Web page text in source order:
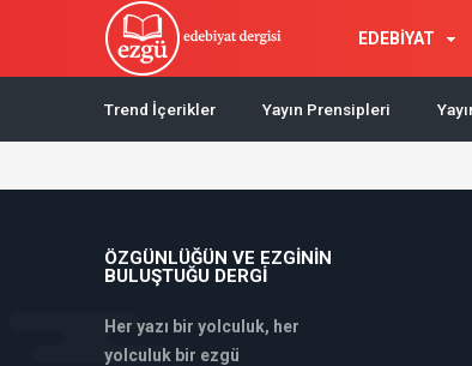
EDEBİYAT
Trend İçerikler Yayın Prensipleri
ÖZGÜNLÜĞÜN VE EZGININ
BULUŞTUĞU DERGI
Her yazı bir yolculuk, her
yolculuk bir ezgü